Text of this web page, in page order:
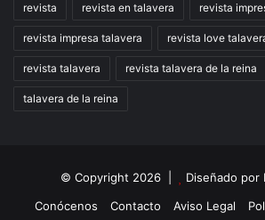
revista revista en talavera revista
revista impresa talavera revista love
revista talavera revista talavera de la reina
talavera de la reina
© Copyright 2026 | Diseñado por
Conócenos
Contacto Aviso Legal